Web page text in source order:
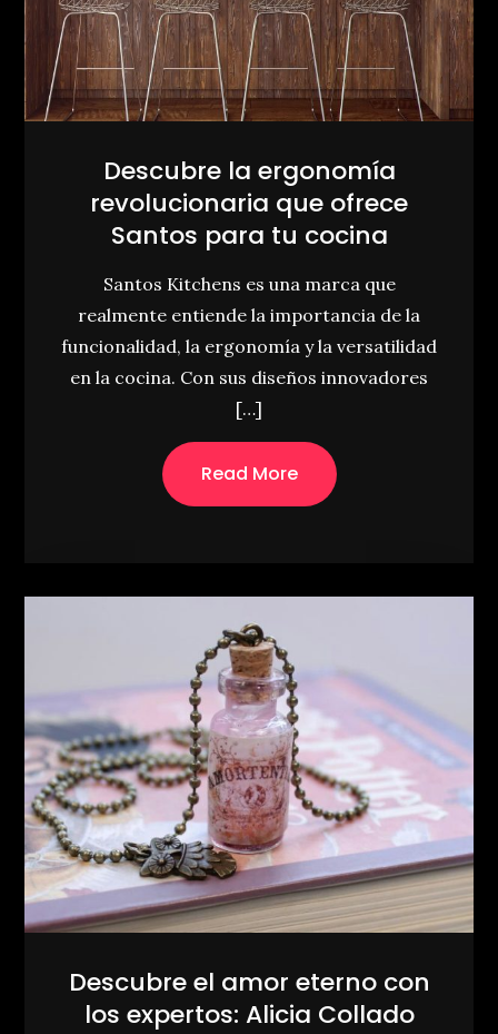
Descubre la ergonomía
revolucionaria que ofrece
Santos para tu cocina
Santos Kitchens es una marca que
realmente entiende la importancia de la
funcionalidad, la ergonomía y la versatilidad
en la cocina. Con sus diseños innovadores
[…]
Read More
Descubre el amor eterno con
los expertos: Alicia Collado